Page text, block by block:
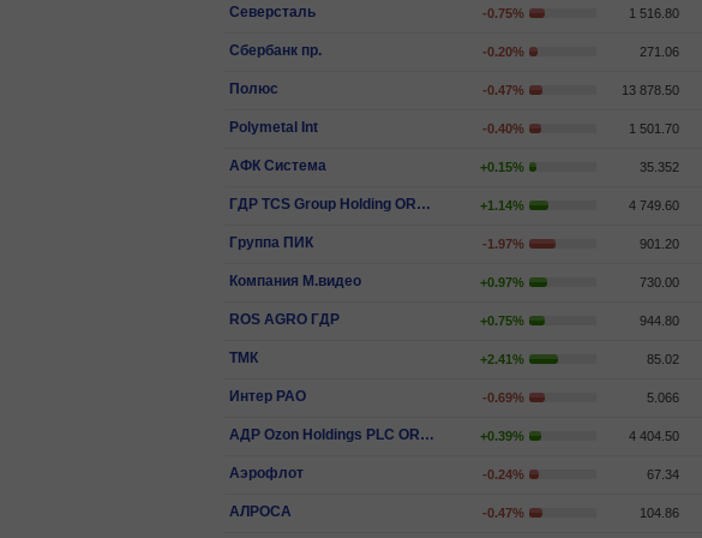
Северсталь -0.75% 1 516.80
Сбербанк пр. -0.20% 271.06
Полюс -0.47% 13 878.50
Polymetal Int -0.40% 1 501.70
АФК Система +0.15% 35.352
ГДР TCS Group Holding ORD SHS +1.14% 4 749.60
Группа ПИК -1.97% 901.20
Компания М.видео +0.97% 730.00
ROS AGRO ГДР +0.75% 944.80
ТМК +2.41% 85.02
Интер РАО -0.69% 5.066
АДР Ozon Holdings PLC ORD SHS +0.39% 4 404.50
Аэрофлот -0.24% 67.34
АЛРОСА -0.47% 104.86